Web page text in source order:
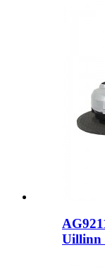
Uillinn